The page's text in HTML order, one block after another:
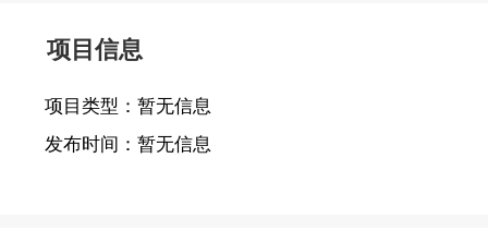
项目信息
项目类型： 暂无信息
发布时间： 暂无信息